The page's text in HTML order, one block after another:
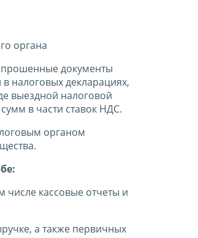
органа
документы
налоговых декларациях,
выездной налоговой
в части ставок НДС.
органом
кассовые отчеты и
а также первичных